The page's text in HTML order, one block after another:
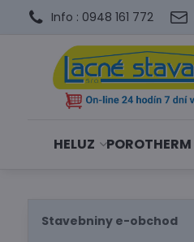
Info : 0948 161 772
HELUZ POROTHERM
Stavebniny e-obchod